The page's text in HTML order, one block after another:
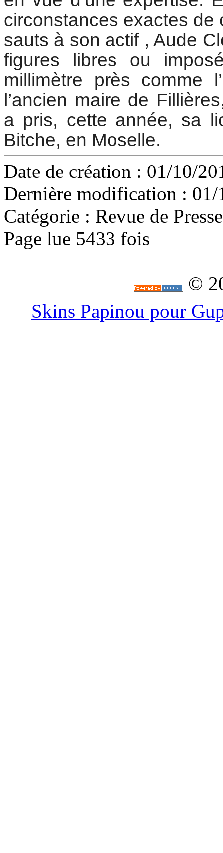
circonstances exactes de
sauts à son actif , Aude
figures libres ou
millimètre près comme
l’ancien maire de
a pris, cette année, sa
Bitche, en Moselle.
Date de création : 01/10/
Dernière modification :
Catégorie : Revue de Presse
Page lue 5433 fois
©
Skins Papinou pour